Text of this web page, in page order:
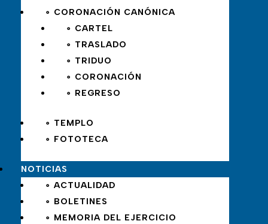
∘ CORONACIÓN CANÓNICA
∘ CARTEL
∘ TRASLADO
∘ TRIDUO
∘ CORONACIÓN
∘ REGRESO
∘ TEMPLO
∘ FOTOTECA
NOTICIAS
∘ ACTUALIDAD
∘ BOLETINES
∘ MEMORIA DEL EJERCICIO